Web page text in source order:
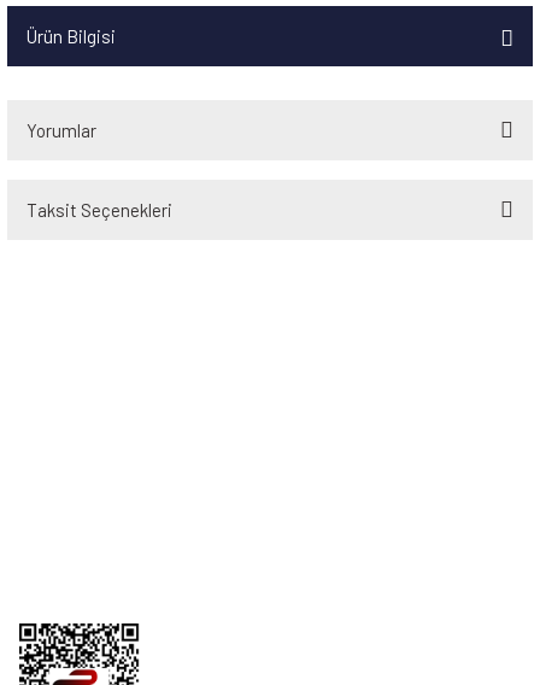
Ürün Bilgisi
Yorumlar
Taksit Seçenekleri